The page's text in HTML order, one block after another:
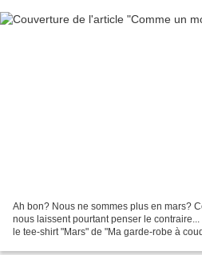
Ah bon? Nous ne sommes plus en mars?
nous laissent pourtant penser le
le tee-shirt "Mars" de "Ma garde-robe à